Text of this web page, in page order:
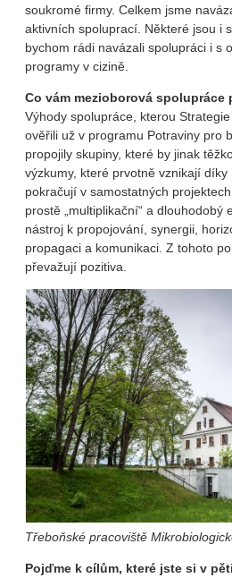
soukromé firmy. Celkem jsme
aktivních spoluprací. Některé jsou i
bychom rádi navázali spolupráci i s
programy v cizině.
Co vám mezioborová spolupráce
Výhody spolupráce, kterou
ověřili už v programu Potraviny pro
propojily skupiny, které by jinak
výzkumy, které prvotně vznikají díky
pokračují v samostatných
prostě „multiplikační“ a dlouhodobý
nástroj k propojování, synergii,
propagaci a komunikaci. Z tohoto
převažují pozitiva.
Třeboňské pracoviště
Pojďme k cílům, které jste si v